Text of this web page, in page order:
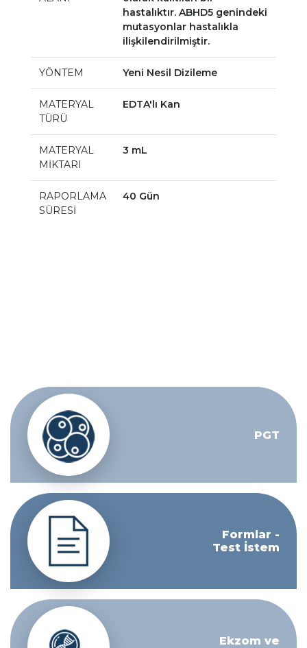
hastalıktır. ABHD5 genindeki
mutasyonlar hastalıkla
ilişkilendirilmiştir.
YÖNTEM Yeni Nesil Dizileme
MATERYAL
TÜRÜ
EDTA'lı Kan
MATERYAL
MİKTARI
3 mL
RAPORLAMA
SÜRESİ
40 Gün
PGT
Formlar -
Test İstem
Ekzom ve